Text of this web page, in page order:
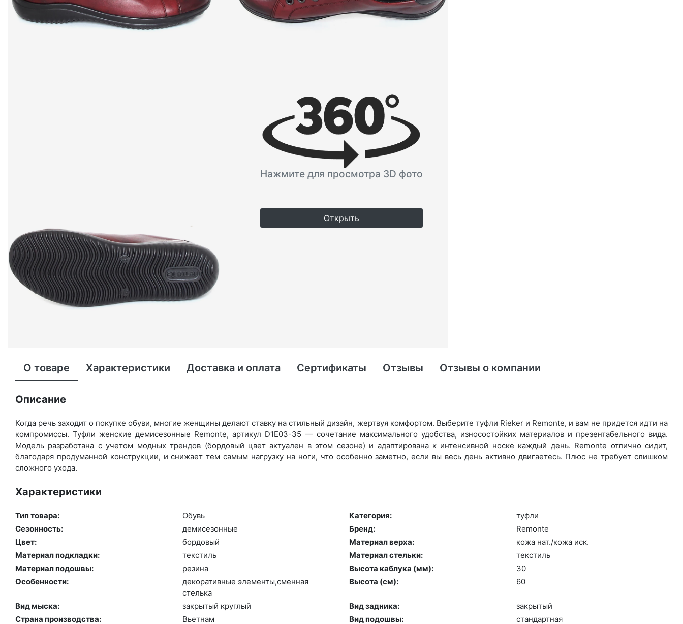
Нажмите для просмотра 3D фото
Открыть
О товаре Характеристики Доставка и оплата Сертификаты Отзывы Отзывы о компании
Описание
Когда речь заходит о покупке обуви, многие женщины делают ставку на стильный дизайн, жертвуя комфортом. Выберите туф­ли Rieker и Remonte, и вам не придется идти на
компромиссы. Туфли женские демисезонные Remonte, артикул D1E03-35 — сочетание максимального удобства, износостойких материалов и презентабельного вида.
Модель разработана с учетом модных трендов (бор­до­вый цвет актуален в этом сезоне) и адаптирована к интенсивной носке каждый день. Re­mon­te отлично сидит,
благодаря продуманной конструкции, и снижает тем самым нагрузку на ноги, что особенно заметно, если вы весь день активно двигаетесь. Плюс не требует слишком
сложного ухода.
Характеристики
Тип товара: Обувь Категория:
туф­ли
Сезонность:
де­мисе­зон­ные Бренд:
Re­mon­te
Цвет:
бор­до­вый Материал верха:
ко­жа нат./ко­жа иск.
Материал подкладки:
текс­тиль Материал стельки:
текс­тиль
Материал подошвы:
ре­зина Высота каблука (мм):
30
Особенности:
де­кора­тив­ные эле­мен­ты,смен­ная
стель­ка
Высота (cм): 60
Вид мыска: зак­ры­тый круг­лый Вид задника:
зак­ры­тый
Страна производства:
Вь­ет­нам Вид подошвы: стан­дарт­ная